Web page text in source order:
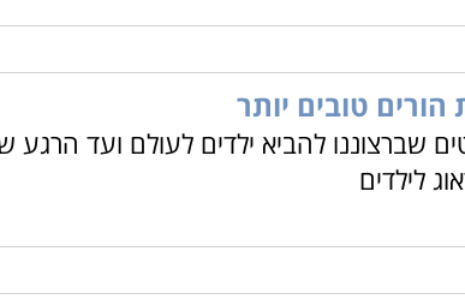
הורים טובים יותר
שברצוננו להביא ילדים לעולם ועד הרגע
לילדים